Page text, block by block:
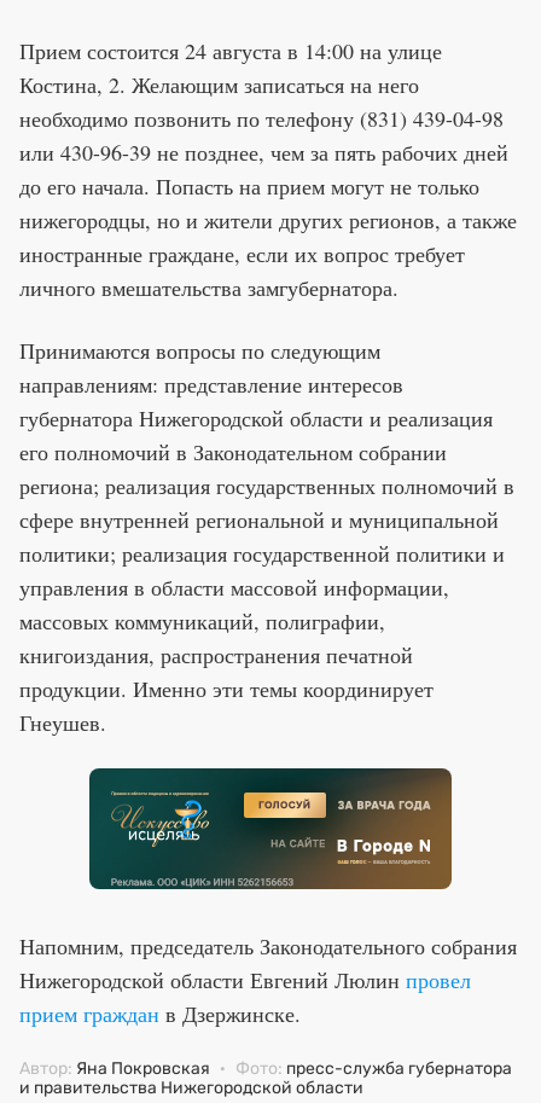
Прием состоится 24 августа в 14:00 на улице
Костина, 2. Желающим записаться на него
необходимо позвонить по телефону (831) 439-04-98
или 430-96-39 не позднее, чем за пять рабочих дней
до его начала. Попасть на прием могут не только
нижегородцы, но и жители других регионов, а также
иностранные граждане, если их вопрос требует
личного вмешательства замгубернатора.
Принимаются вопросы по следующим
направлениям: представление интересов
губернатора Нижегородской области и реализация
его полномочий в Законодательном собрании
региона; реализация государственных полномочий в
сфере внутренней региональной и муниципальной
политики; реализация государственной политики и
управления в области массовой информации,
массовых коммуникаций, полиграфии,
книгоиздания, распространения печатной
продукции. Именно эти темы координирует
Гнеушев.
Напомним, председатель Законодательного собрания
Нижегородской области Евгений Люлин провел
прием граждан в Дзержинске.
Автор: Яна Покровская · Фото: пресс-служба губернатора
и правительства Нижегородской области